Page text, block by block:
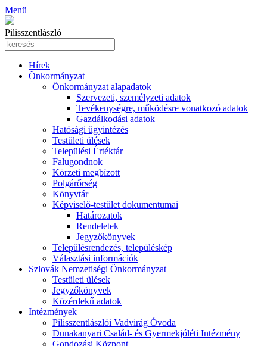
Menü
Pilisszentlászló
Hírek
Önkormányzat
Önkormányzat alapadatok
Szervezeti, személyzeti adatok
Tevékenységre, működésre vonatkozó adatok
Gazdálkodási adatok
Hatósági ügyintézés
Testületi ülések
Települési Értéktár
Falugondnok
Körzeti megbízott
Polgárőrség
Könyvtár
Képviselő-testület dokumentumai
Határozatok
Rendeletek
Jegyzőkönyvek
Településrendezés, településkép
Választási információk
Szlovák Nemzetiségi Önkormányzat
Testületi ülések
Jegyzőkönyvek
Közérdekű adatok
Intézmények
Pilisszentlászlói Vadvirág Óvoda
Dunakanyari Család- és Gyermekjóléti Intézmény
Gondozási Központ